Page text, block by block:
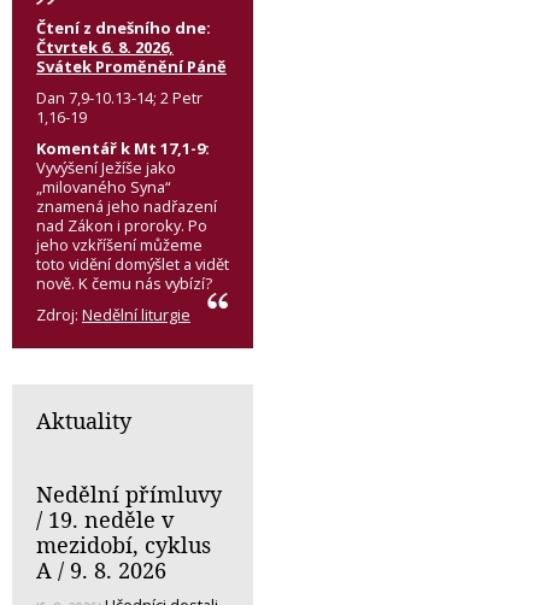
Čtení z dnešního dne:
Čtvrtek 6. 8. 2026,
Svátek Proměnění Páně
Dan 7,9-10.13-14; 2 Petr
1,16-19
Komentář k Mt 17,1-9:
Vyvýšení Ježíše jako
„milovaného Syna“
znamená jeho nadřazení
nad Zákon i proroky. Po
jeho vzkříšení můžeme
toto vidění domýšlet a vidět
nově. K čemu nás vybízí?
Zdroj: Nedělní liturgie
Aktuality
Nedělní přímluvy
/ 19. neděle v
mezidobí, cyklus
A / 9. 8. 2026